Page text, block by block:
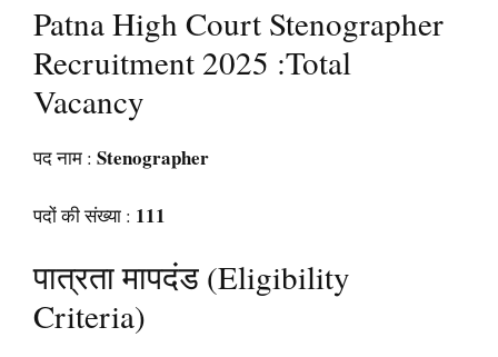
Patna High Court Stenographer
Recruitment 2025 :Total
Vacancy
पद नाम : Stenographer
पदों की संख्या : 111
पात्रता मापदंड (Eligibility
Criteria)